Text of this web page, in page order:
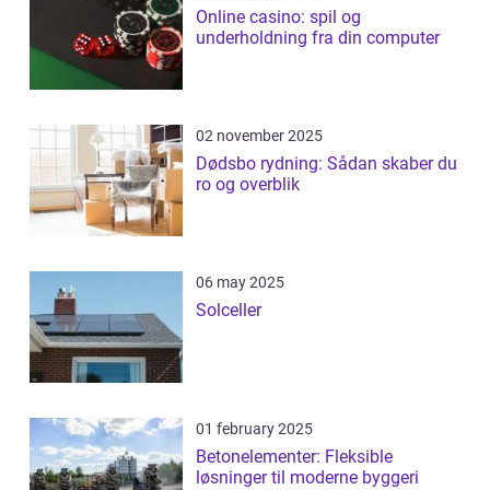
Online casino: spil og
underholdning fra din computer
02 november 2025
Dødsbo rydning: Sådan skaber du
ro og overblik
06 may 2025
Solceller
01 february 2025
Betonelementer: Fleksible
løsninger til moderne byggeri